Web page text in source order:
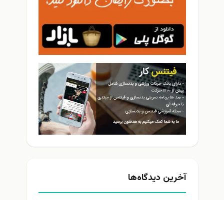
آخرین دیدگاه‌ها